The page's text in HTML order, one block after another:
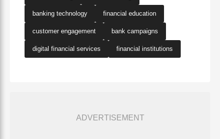
banking technology financial education
customer engagement bank campaigns
digital financial services financial institutions
ADVERTISEMENT